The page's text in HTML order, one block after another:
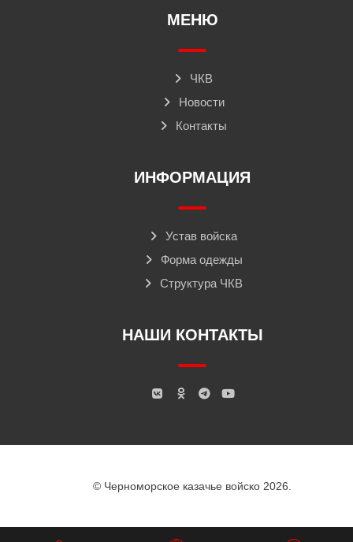
МЕНЮ
ЧКВ
Новости
Контакты
ИНФОРМАЦИЯ
Устав войска
Форма одежды
Структура ЧКВ
НАШИ КОНТАКТЫ
© Черноморское казачье войско 2026.